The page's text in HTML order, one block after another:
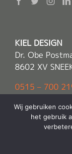
KIEL DESIGN
Dr. Obe
8602 XV
0515 – 700
Wij gebruiken
het gebruik